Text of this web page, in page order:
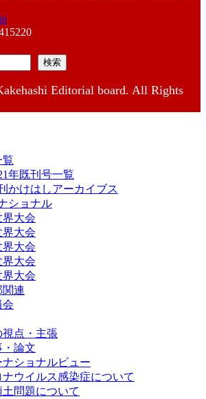
検索
Editorial board. All Rights
覧
年既刊号一覧
かけはしアーカイブス
ショナル
界大会
界大会
界大会
界大会
界大会
関連
会
視点・主張
論文
ナショナルビュー
ナウイルス感染症について
問題について